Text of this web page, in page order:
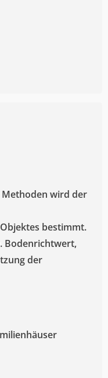
wird der
bestimmt.
Bodenrichtwert,
der